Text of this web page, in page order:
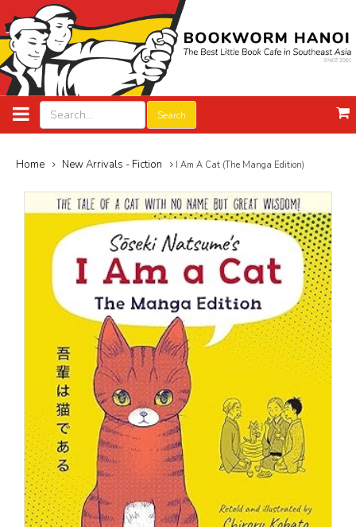
Search
Home New Arrivals - Fiction I Am A Cat (The Manga Edition)